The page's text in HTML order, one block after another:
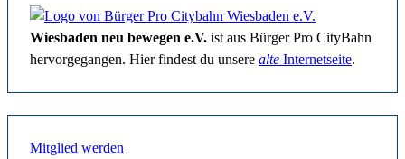
Wiesbaden neu bewegen e.V. ist aus Bürger Pro CityBahn
hervorgegangen. Hier findest du unsere alte Internetseite.
Mitglied werden